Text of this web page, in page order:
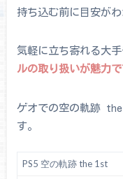
持ち込む前に目安が
気軽に立ち寄れる大手
ルの取り扱いが魅力で
ゲオでの空の軌跡
す。
PS5 空の軌跡 the 1st